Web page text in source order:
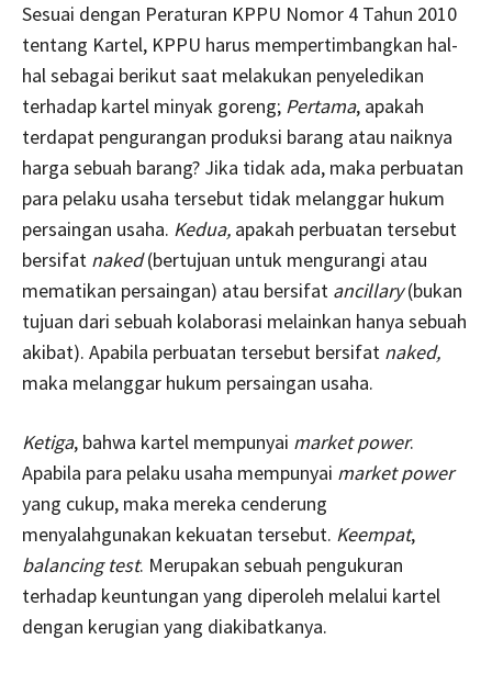
Sesuai dengan Peraturan KPPU Nomor 4 Tahun 2010
tentang Kartel, KPPU harus mempertimbangkan hal-
hal sebagai berikut saat melakukan penyeledikan
terhadap kartel minyak goreng; Pertama, apakah
terdapat pengurangan produksi barang atau naiknya
harga sebuah barang? Jika tidak ada, maka perbuatan
para pelaku usaha tersebut tidak melanggar hukum
persaingan usaha. Kedua, apakah perbuatan tersebut
bersifat naked(bertujuan untuk mengurangi atau
mematikan persaingan) atau bersifat ancillary(bukan
tujuan dari sebuah kolaborasi melainkan hanya sebuah
akibat). Apabila perbuatan tersebut bersifat naked,
maka melanggar hukum persaingan usaha.
Ketiga, bahwa kartel mempunyai market power.
Apabila para pelaku usaha mempunyai market power
yang cukup, maka mereka cenderung
menyalahgunakan kekuatan tersebut. Keempat,
balancing test. Merupakan sebuah pengukuran
terhadap keuntungan yang diperoleh melalui kartel
dengan kerugian yang diakibatkanya.